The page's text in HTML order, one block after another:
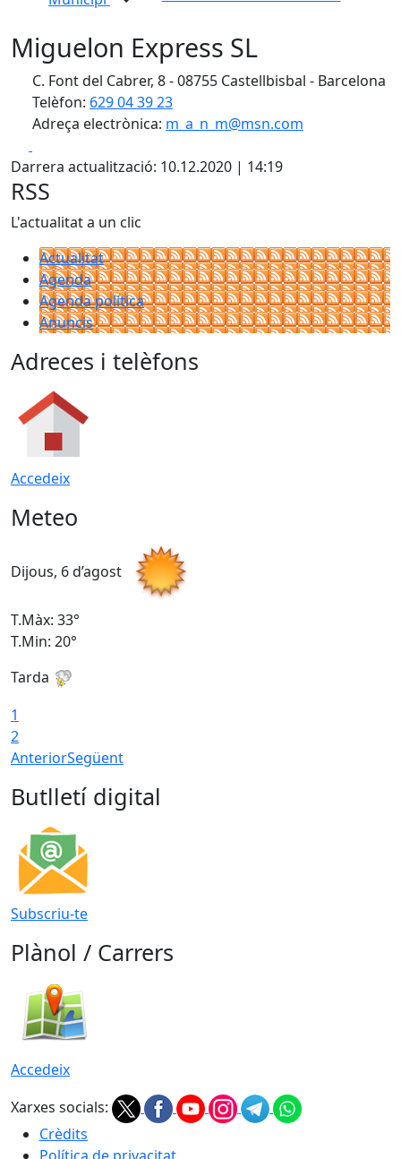
Miguelon Express SL
C. Font del Cabrer, 8 - 08755 Castellbisbal - Barcelona
Telèfon: 629 04 39 23
Adreça electrònica: m_a_n_m@msn.com
Darrera actualització: 10.12.2020 | 14:19
RSS
L'actualitat a un clic
Actualitat
Agenda
Agenda política
Anuncis
Adreces i telèfons
Accedeix
Meteo
Dijous, 6 d’agost
T.Màx: 33°
T.Min: 20°
Tarda
1
2
AnteriorSegüent
Butlletí digital
Subscriu-te
Plànol / Carrers
Accedeix
Xarxes socials:
Crèdits